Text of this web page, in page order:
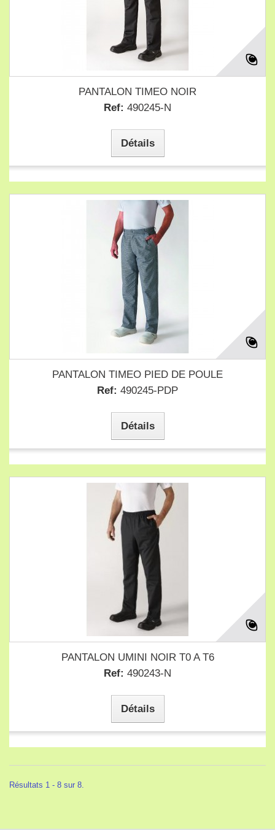
PANTALON TIMEO NOIR
Ref: 490245-N
Détails
PANTALON TIMEO PIED DE POULE
Ref: 490245-PDP
Détails
PANTALON UMINI NOIR T0 A T6
Ref: 490243-N
Détails
Résultats 1 - 8 sur 8.